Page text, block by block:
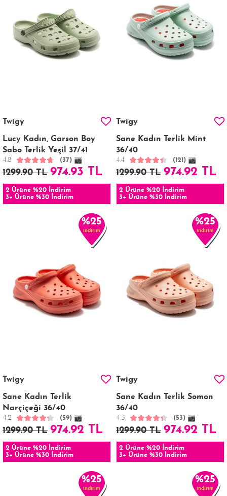
Twigy
Lucy Kadın, Garson Boy
Sabo Terlik Yeşil 37/41
4.8 (37)
1299.90 TL 974.93 TL
2 Ürüne %20 İndirim
3+ Ürüne %30 İndirim
Twigy
Sane Kadın Terlik Mint
36/40
4.4 (121)
1299.90 TL 974.92 TL
2 Ürüne %20 İndirim
3+ Ürüne %30 İndirim
%25
indirim
Twigy
Sane Kadın Terlik
Narçiçeği 36/40
4.2 (59)
1299.90 TL 974.92 TL
2 Ürüne %20 İndirim
3+ Ürüne %30 İndirim
%25
indirim
Twigy
Sane Kadın Terlik Somon
36/40
4.3 (53)
1299.90 TL 974.92 TL
2 Ürüne %20 İndirim
3+ Ürüne %30 İndirim
%25
indirim
%25
indirim